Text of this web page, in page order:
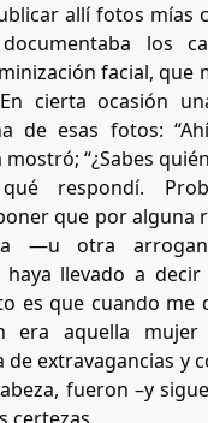
allí fotos mías
los
facial, que
cierta ocasión
de esas fotos:
“¿Sabes
respondí.
que por alguna
—u otra
llevado a
es que cuando me
era aquella mujer
de extravagancias y
fueron –y